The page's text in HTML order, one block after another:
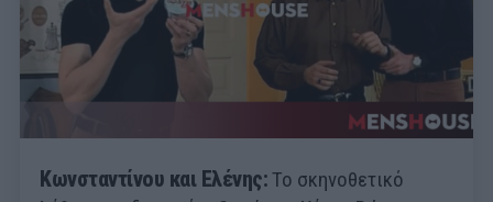
Κωνσταντίνου και Ελένης:Το σκηνοθετικό